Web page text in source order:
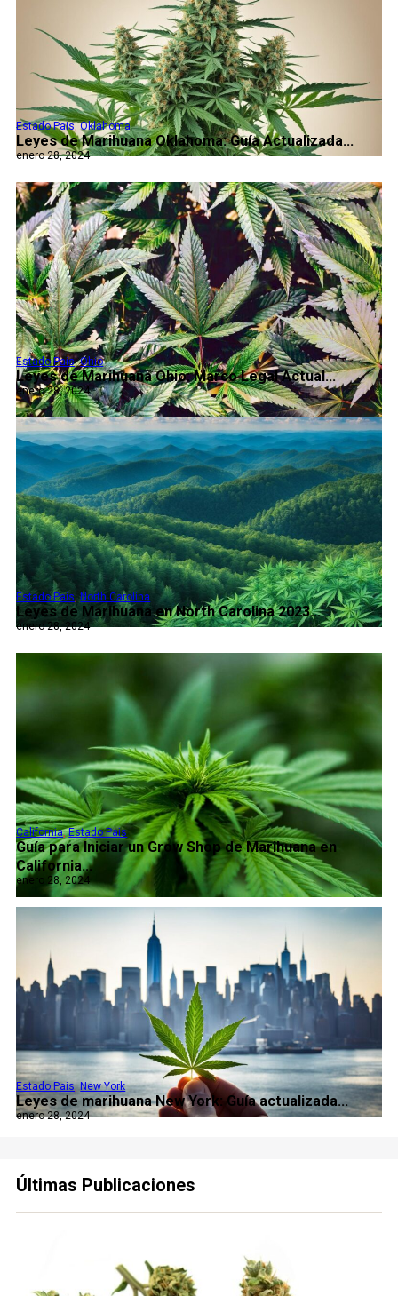
Leyes de Marihuana Oklahoma: Guía Actualizada...
Estado Pais,Oklahoma
enero 28, 2024
Leyes de Marihuana Ohio: Marco Legal Actual...
Estado Pais,Ohio
enero 28, 2024
Leyes de Marihuana en North Carolina 2023...
Estado Pais ,North Carolina
enero 28, 2024
Guía para Iniciar un Grow Shop de Marihuana en
California...
California,Estado Pais
enero 28, 2024
Leyes de marihuana New York: Guía actualizada...
Estado Pais,New York
enero 28, 2024
Últimas Publicaciones